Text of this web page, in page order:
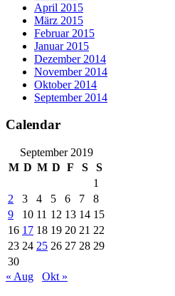
April 2015
März 2015
Februar 2015
Januar 2015
Dezember 2014
November 2014
Oktober 2014
September 2014
Calendar
September 2019
M D M D F S
S
1
2
3 4 5 6 7
8
9
10 11 12 13 14 15
16 17 18 19 20 21 22
23 24 25 26 27 28 29
30
« Aug
Okt »